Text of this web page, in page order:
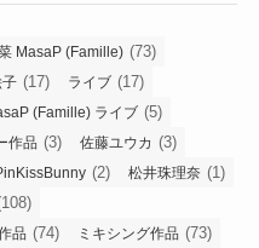
MasaP (Famille) (73)
(17) ライブ (17)
(Famille) ライブ (5)
作品 (3) 佐藤ユウカ (3)
(2) 松井珠理奈 (1)
品 (74) ミキシング作品 (73)